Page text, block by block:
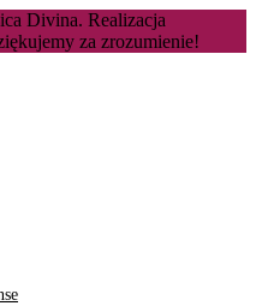
Divina. Realizacja
za zrozumienie!